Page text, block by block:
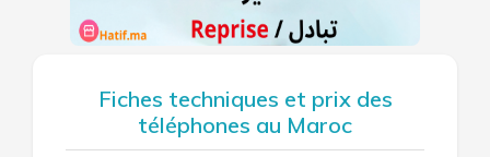
Fiches techniques et prix des
téléphones au Maroc